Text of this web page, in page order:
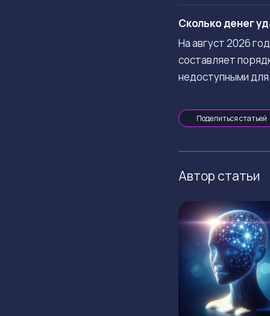
Сколько денег
На август 2026
составляет
недоступными
Поделиться статьей
Автор статьи